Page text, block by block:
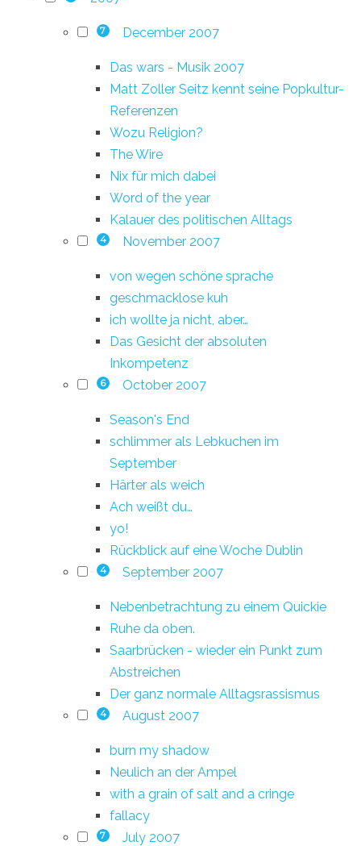
7 December 2007
Das wars - Musik 2007
Matt Zoller Seitz kennt seine Popkultur-
Referenzen
Wozu Religion?
The Wire
Nix für mich dabei
Word of the year
Kalauer des politischen Alltags
4 November 2007
von wegen schöne sprache
geschmacklose kuh
ich wollte ja nicht, aber…
Das Gesicht der absoluten
Inkompetenz
6 October 2007
Season's End
schlimmer als Lebkuchen im
September
Härter als weich
Ach weißt du…
yo!
Rückblick auf eine Woche Dublin
4 September 2007
Nebenbetrachtung zu einem Quickie
Ruhe da oben.
Saarbrücken - wieder ein Punkt zum
Abstreichen
Der ganz normale Alltagsrassismus
4 August 2007
burn my shadow
Neulich an der Ampel
with a grain of salt and a cringe
fallacy
7 July 2007